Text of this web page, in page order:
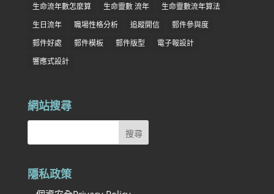
生命流年數怎麼算
生命靈數 流年
生命靈數流年算法
生日流年
職場性格分析 追蹤開信
郵件參與度
郵件好處
郵件模板 郵件版型
電子報設計
響應式設計
網站搜尋
隱私政策